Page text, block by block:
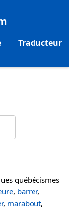
Traducteur
québécismes
, barrer,
, marabout,